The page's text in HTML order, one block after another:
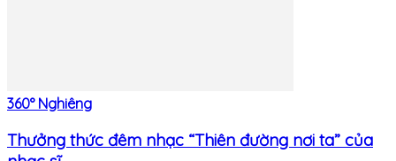
360° Nghiêng
Thưởng thức đêm nhạc “Thiên đường nơi ta” của